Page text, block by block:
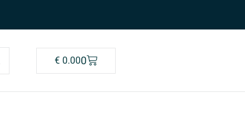
€0.000